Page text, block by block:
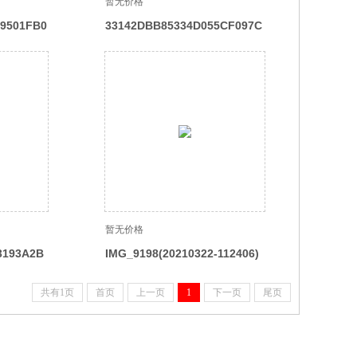
33142DBB85334D055CF097C
暂无价格
IMG_9198(20210322-112406)
共有1页 首页 上一页 1 下一页 尾页